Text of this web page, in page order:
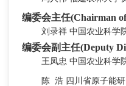
编委会主任(Chairman
刘录祥 中国农业科学
编委会副主任(Deputy
王凤忠 中国农业科学
陈 浩 四川省原子能